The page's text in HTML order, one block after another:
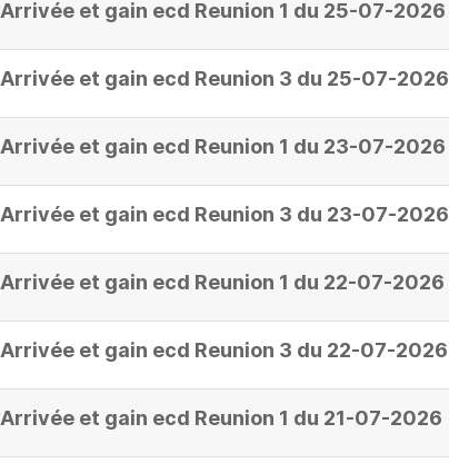
Arrivée et gain ecd Reunion 1 du 25-07-2026
Arrivée et gain ecd Reunion 3 du 25-07-2026
Arrivée et gain ecd Reunion 1 du 23-07-2026
Arrivée et gain ecd Reunion 3 du 23-07-2026
Arrivée et gain ecd Reunion 1 du 22-07-2026
Arrivée et gain ecd Reunion 3 du 22-07-2026
Arrivée et gain ecd Reunion 1 du 21-07-2026